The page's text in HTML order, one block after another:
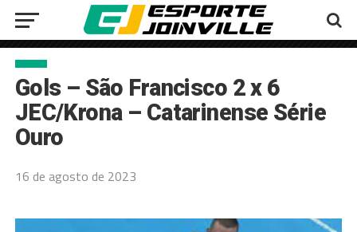
Gols – São Francisco 2 x 6
JEC/Krona – Catarinense Série
Ouro
16 de agosto de 2023